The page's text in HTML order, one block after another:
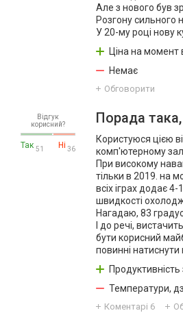
Але з нового був
Розгону сильного
У 20-му році нову
Ціна на момент
Немає
Обговорити
Відгук
корисний?
Так 51 Ні 36
Порада
Користуюся цією
комп'ютерному
При високому
тільки в 2019. на
всіх іграх додає
швидкості
Нагадаю, 83
І до речі,
бути корисний
повинні
Продуктивність
Температури,
Коментарі 6